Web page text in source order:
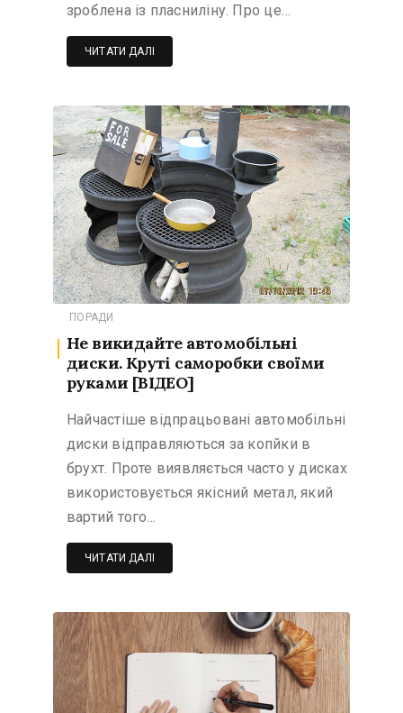
зроблена із пласниліну. Про це…
ЧИТАТИ ДАЛІ
ПОРАДИ
Не викидайте автомобільні
диски. Круті саморобки своїми
руками [ВІДЕО]
Найчастіше відпрацьовані автомобільні
диски відправляються за копйки в
брухт. Проте виявляється часто у дисках
використовується якісний метал, який
вартий того…
ЧИТАТИ ДАЛІ